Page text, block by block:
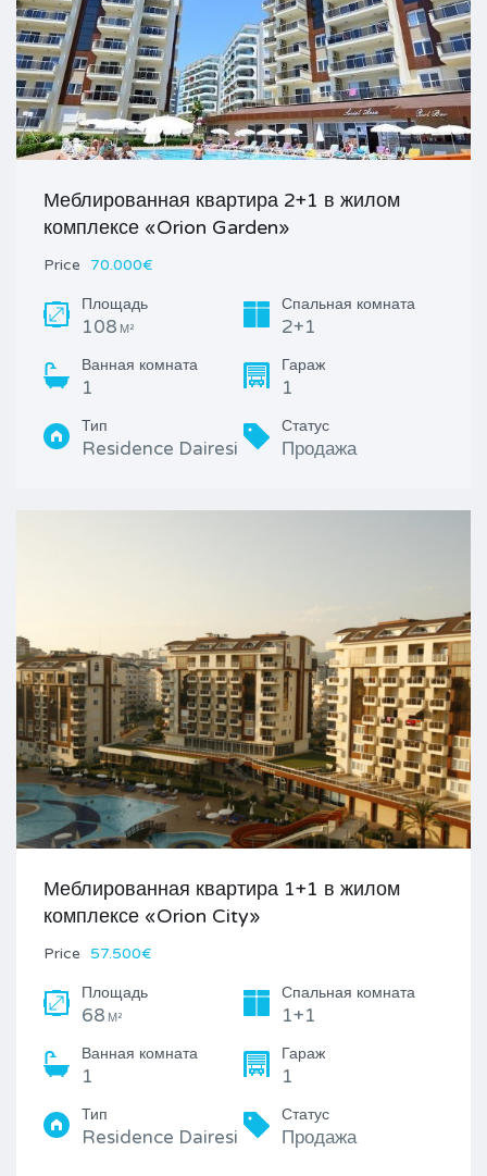
Меблированная квартира 2+1 в жилом
комплексе «Orion Garden»
Price 70.000€
Площадь
108 М²
Спальная комната
2+1
Ванная комната
1
Гараж
1
Тип
Residence Dairesi
Статус
Продажа
Меблированная квартира 1+1 в жилом
комплексе «Orion City»
Price 57.500€
Площадь
68 М²
Спальная комната
1+1
Ванная комната
1
Гараж
1
Тип
Residence Dairesi
Статус
Продажа